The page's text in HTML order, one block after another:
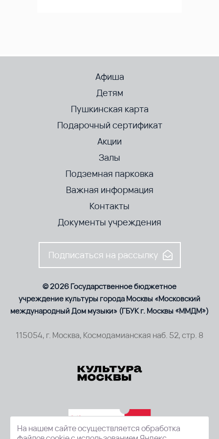
Афиша
Детям
Пушкинская карта
Подарочный сертификат
Акции
Залы
Подземная парковка
Важная информация
Контакты
Документы учреждения
Подписаться на рассылку
© 2026 Государственное бюджетное
учреждение культуры города Москвы «Московский
международный Дом музыки» (ГБУК г. Москвы «ММДМ»)
115054, г. Москва, Космодамианская наб. 52, стр. 8
На нашем сайте осуществляется обработка